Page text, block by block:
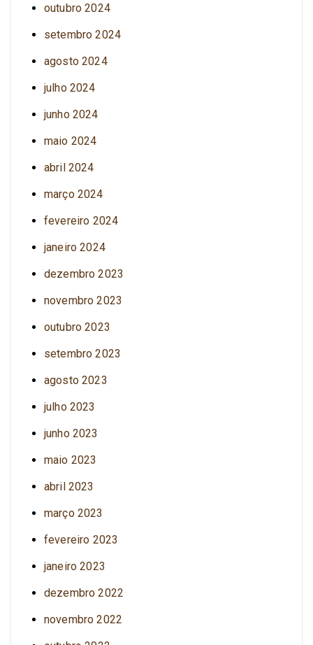
outubro 2024
setembro 2024
agosto 2024
julho 2024
junho 2024
maio 2024
abril 2024
março 2024
fevereiro 2024
janeiro 2024
dezembro 2023
novembro 2023
outubro 2023
setembro 2023
agosto 2023
julho 2023
junho 2023
maio 2023
abril 2023
março 2023
fevereiro 2023
janeiro 2023
dezembro 2022
novembro 2022